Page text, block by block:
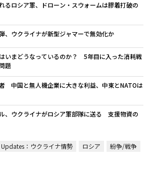
るロシア軍、ドローン・スウォームは膠着打破の
、ウクライナが新型ジャマーで無効化か
いまどうなっているのか？ 5年目に入った消耗戦
題
中国と無人機企業に大きな利益、中東とNATOは
、ウクライナがロシア軍部隊に送る 支援物資の
Updates：ウクライナ情勢 ロシア
紛争/戦争